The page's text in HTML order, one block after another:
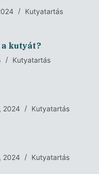
Kutyatartás
kutyát?
Kutyatartás
2024 Kutyatartás
2024 Kutyatartás